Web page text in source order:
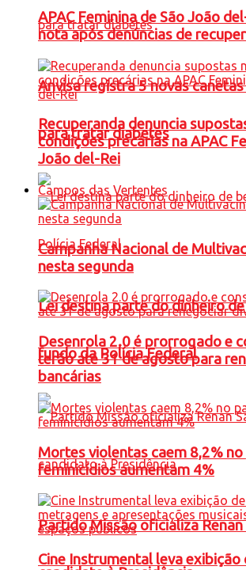
Anvisa registra 5 novas
para tratar diabetes
Lei destina parte do dinheiro
fundo da Polícia Federal
Partido Missão oficializa
APAC Feminina de São João
nota após denúncias de
Recuperanda denuncia
condições precárias na APAC
João del-Rei
Campos das Vertentes
Campanha Nacional de
nesta segunda
Desenrola 2.0 é prorrogado e
terão até 31 de agosto para
bancárias
Mortes violentas caem 8,2%
feminicídios aumentam 4%
Cine Instrumental leva exibição